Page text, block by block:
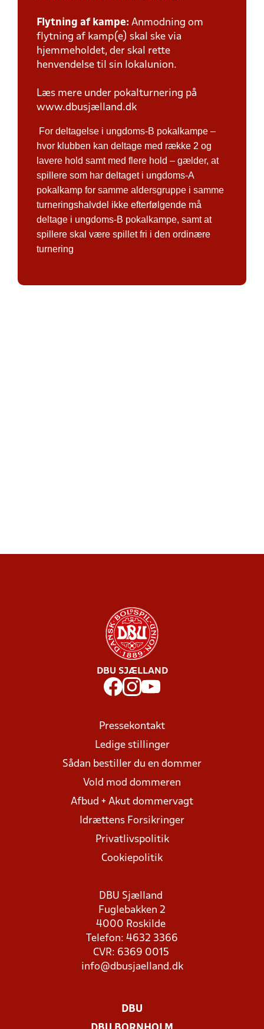
Flytning af kampe: Anmodning om
flytning af kamp(e) skal ske via
hjemmeholdet, der skal rette
henvendelse til sin lokalunion.
Læs mere under pokalturnering på
www.dbusjælland.dk
For deltagelse i ungdoms-B pokalkampe –
hvor klubben kan deltage med række 2 og
lavere hold samt med flere hold – gælder, at
spillere som har deltaget i ungdoms-A
pokalkamp for samme aldersgruppe i samme
turneringshalvdel ikke efterfølgende må
deltage i ungdoms-B pokalkampe, samt at
spillere skal være spillet fri i den ordinære
turnering
DBU SJÆLLAND
Pressekontakt
Ledige stillinger
Sådan bestiller du en dommer
Vold mod dommeren
Afbud + Akut dommervagt
Idrættens Forsikringer
Privatlivspolitik
Cookiepolitik
DBU Sjælland
Fuglebakken 2
4000 Roskilde
Telefon: 4632 3366
CVR: 6369 0015
info@dbusjaelland.dk
DBU